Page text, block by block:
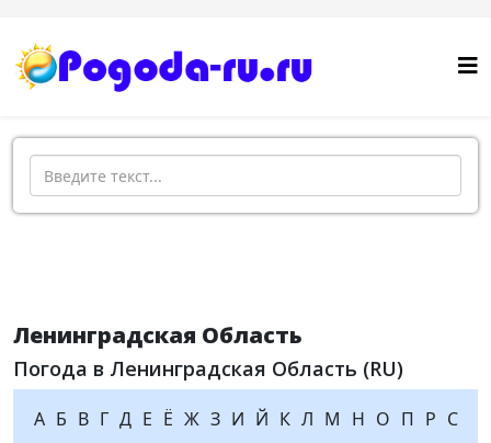
Поиск
Ленинградская Область
Погода в Ленинградская Область (RU)
А Б В Г Д Е Ё Ж З И Й К Л М Н О П Р С